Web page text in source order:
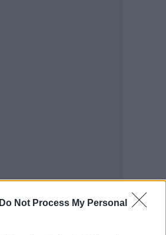
Do Not Process My Personal